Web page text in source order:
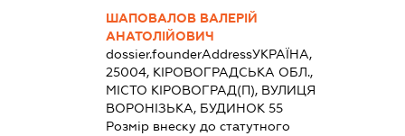
ШАПОВАЛОВ ВАЛЕРІЙ
АНАТОЛІЙОВИЧ
dossier.founderAddressУКРАЇНА,
25004, КІРОВОГРАДСЬКА ОБЛ.,
МІСТО КІРОВОГРАД(П), ВУЛИЦЯ
ВОРОНІЗЬКА, БУДИНОК 55
Розмір внеску до статутного